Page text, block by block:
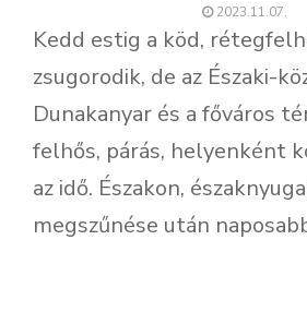
2023.11.07.
Kedd estig a köd,
zsugorodik, de az Északi-
Dunakanyar és a főváros
felhős, párás, helyenként
az idő. Északon,
megszűnése után